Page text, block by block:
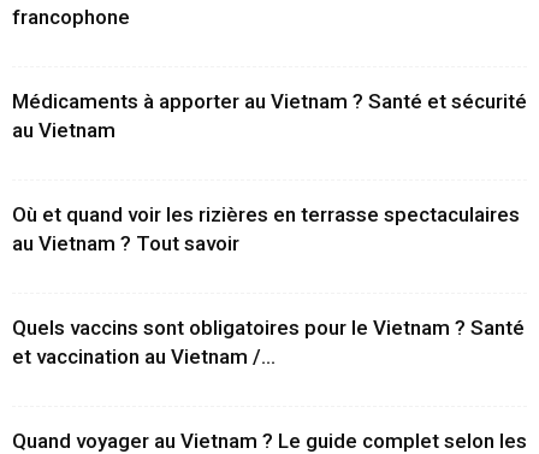
francophone
Médicaments à apporter au Vietnam ? Santé et sécurité
au Vietnam
Où et quand voir les rizières en terrasse spectaculaires
au Vietnam ? Tout savoir
Quels vaccins sont obligatoires pour le Vietnam ? Santé
et vaccination au Vietnam /...
Quand voyager au Vietnam ? Le guide complet selon les